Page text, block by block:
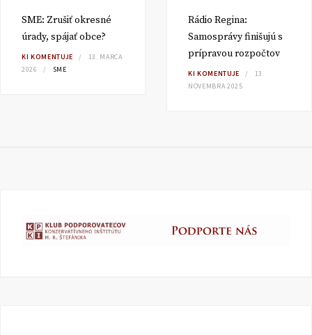
SME: Zrušiť okresné
úrady, spájať obce?
KI KOMENTUJE
13. MARCA
2026
SME
Rádio Regina:
Samosprávy finišujú s
prípravou rozpočtov
KI KOMENTUJE
13.
NOVEMBRA 2025